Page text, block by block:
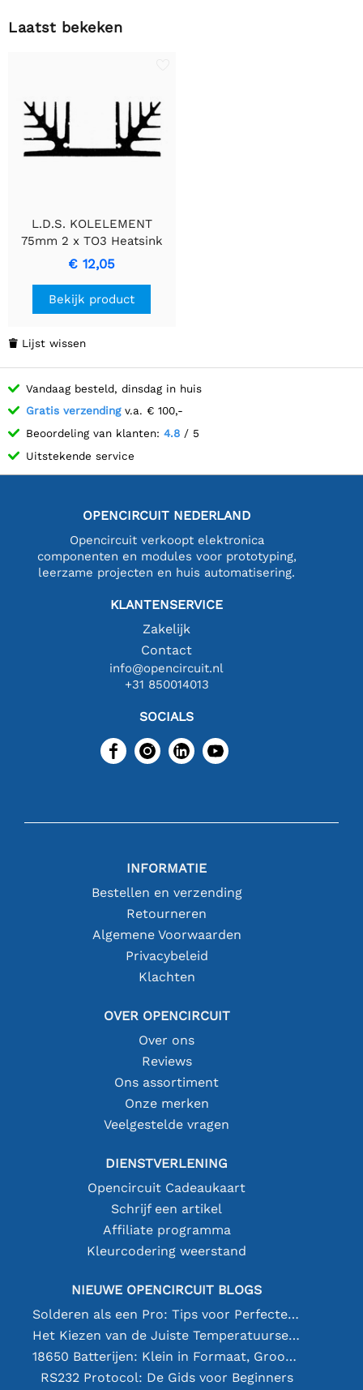
Laatst bekeken
L.D.S. KOLELEMENT
75mm 2 x TO3 Heatsink
voor Optimale
Warmtebeheersing
€ 12,05
Bekijk product
 Lijst wissen
Vandaag besteld, dinsdag in huis
Gratis verzendingv.a. € 100,-
Beoordeling van klanten: 4.8 / 5
Uitstekende service
OPENCIRCUIT NEDERLAND
Opencircuit verkoopt elektronica
componenten en modules voor prototyping,
leerzame projecten en huis automatisering.
KLANTENSERVICE
Zakelijk
Contact
info@opencircuit.nl
+31 850014013
SOCIALS
INFORMATIE
Bestellen en verzending
Retourneren
Algemene Voorwaarden
Privacybeleid
Klachten
OVER OPENCIRCUIT
Over ons
Reviews
Ons assortiment
Onze merken
Veelgestelde vragen
DIENSTVERLENING
Opencircuit Cadeaukaart
Schrijf een artikel
Affiliate programma
Kleurcodering weerstand
NIEUWE OPENCIRCUIT BLOGS
Solderen als een Pro: Tips voor Perfecte Elektronische Verbindingen
Het Kiezen van de Juiste Temperatuursensor [youtube]
18650 Batterijen: Klein in Formaat, Groot in Prestatie
RS232 Protocol: De Gids voor Beginners